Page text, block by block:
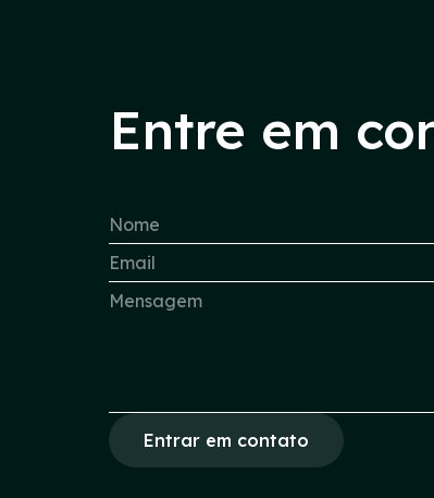
Entre em
Entrar em contato